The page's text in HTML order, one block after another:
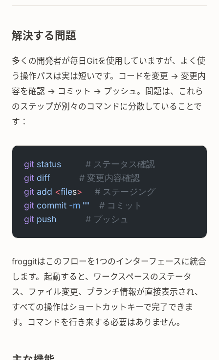
解決する問題
多くの開発者が毎日Gitを使用していますが、よく使
う操作パスは実は短いです。コードを変更 → 変更内
容を確認 → コミット → プッシュ。問題は、これら
のステップが別々のコマンドに分散していることで
す：
git status
          # ステータス確認
git diff
            # 変更内容確認
git add <files>
     # ステージング
git commit -m ""
    # コミット
git push
            # プッシュ
froggitはこのフローを1つのインターフェースに統合
します。起動すると、ワークスペースのステータ
ス、ファイル変更、ブランチ情報が直接表示され、
すべての操作はショートカットキーで完了できま
す。コマンドを行き来する必要はありません。